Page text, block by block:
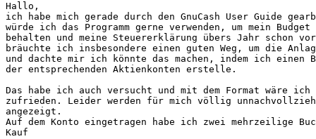
Hallo,
ich habe mich gerade durch den GnuCash User Guide
würde ich das Programm gerne verwenden, um mein
behalten und meine Steuererklärung übers Jahr schon
bräuchte ich insbesondere einen guten Weg, um die
und dachte mir ich könnte das machen, indem ich einen
der entsprechenden Aktienkonten erstelle.
Das habe ich auch versucht und mit dem Format wäre
zufrieden. Leider werden für mich völlig
angezeigt.
Auf dem Konto eingetragen habe ich zwei mehrzeilige
Kauf